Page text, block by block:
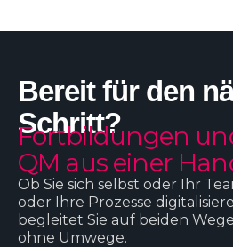
Bereit für den
Schritt?
Fortbildungen
QM aus einer
Ob Sie sich selbst oder Ihr
oder Ihre Prozesse
begleitet Sie auf beiden
ohne Umwege.